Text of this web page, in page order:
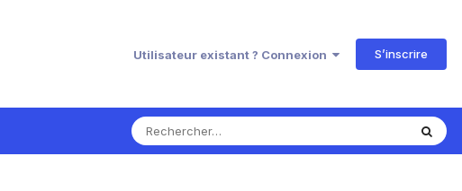
Utilisateur existant ? Connexion S’inscrire